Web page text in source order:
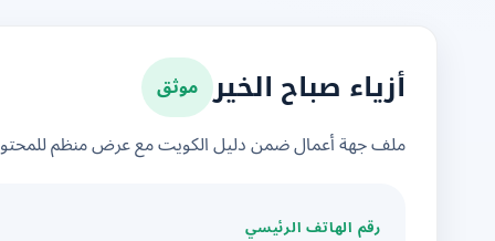
أزياء صباح الخير
موثق
ملف جهة أعمال ضمن دليل الكويت مع عرض منظم
رقم الهاتف الرئيسي